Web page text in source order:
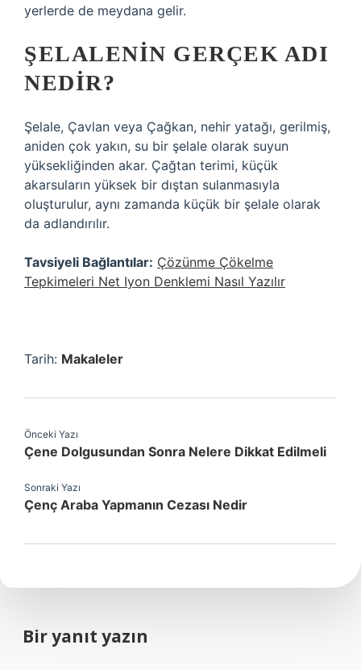
yerlerde de meydana gelir.
ŞELALENIN GERÇEK ADI
NEDIR?
Şelale, Çavlan veya Çağkan, nehir yatağı, gerilmiş,
aniden çok yakın, su bir şelale olarak suyun
yüksekliğinden akar. Çağtan terimi, küçük
akarsuların yüksek bir dıştan sulanmasıyla
oluşturulur, aynı zamanda küçük bir şelale olarak
da adlandırılır.
Tavsiyeli Bağlantılar: Çözünme Çökelme
Tepkimeleri Net Iyon Denklemi Nasıl Yazılır
Tarih: Makaleler
Önceki Yazı
Çene Dolgusundan Sonra Nelere Dikkat Edilmeli
Sonraki Yazı
Çenç Araba Yapmanın Cezası Nedir
Bir yanıt yazın